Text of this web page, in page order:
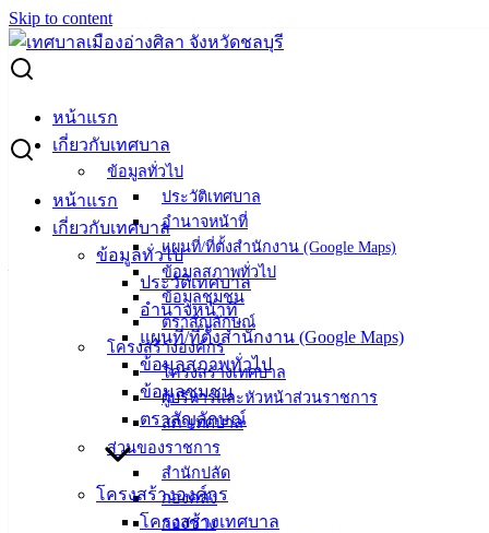
Skip to content
หน้าแรก
เกี่ยวกับเทศบาล
ข้อมูลทั่วไป
ประวัติเทศบาล
อำนาจหน้าที่
แผนที่/ที่ตั้งสำนักงาน (Google Maps)
ข้อมูลสภาพทั่วไป
ข้อมูลชุมชน
ตราสัญลักษณ์
โครงสร้างองค์กร
โครงสร้างเทศบาล
ผู้บริหารและหัวหน้าส่วนราชการ
สภาเทศบาล
ส่วนของราชการ
สำนักปลัด
กองคลัง
กองช่าง
หน้าแรก
เกี่ยวกับเทศบาล
ข้อมูลทั่วไป
ประวัติเทศบาล
อำนาจหน้าที่
แผนที่/ที่ตั้งสำนักงาน (Google Maps)
ข้อมูลสภาพทั่วไป
ข้อมูลชุมชน
ตราสัญลักษณ์
โครงสร้างองค์กร
โครงสร้างเทศบาล
Search for:
ประกาศเทศบาลเมืองอ่างศิลา เรื่อง การโอนเงินงบประมาณราย
จ่าย ประจำปีงบประมาณ พ.ศ.2566 ครั้งที่ 1/2566
ประกาศเทศบาลเมืองอ่างศิลา เรื่อง การ
โอนเงินงบประมาณรายจ่าย ประจำ
ปีงบประมาณ พ.ศ.2566 ครั้งที่ 1/2566
ตุลาคม 19, 2022พฤศจิกายน 24, 2022 vichakarn
การโอนเงินงบประมาณรายจ่าย ประจำปีงบประมาณ พ.ศ.2566
ดาวน์โหลด
เทศบาล